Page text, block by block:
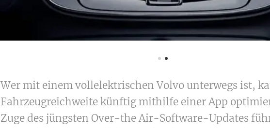
Wer mit einem vollelektrischen Volvo unterwegs ist,
Fahrzeugreichweite künftig mithilfe einer App
Zuge des jüngsten Over-the Air-Software-Updates